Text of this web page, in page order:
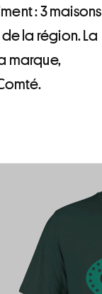
: 3 maisons
la région. La
marque,